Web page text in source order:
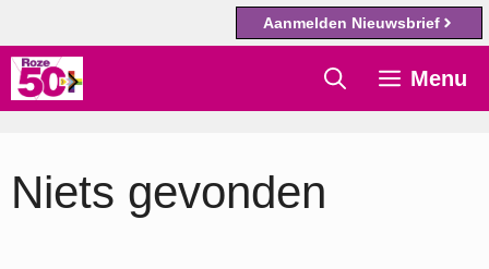
Aanmelden Nieuwsbrief
Ga
naar
Menu
Niets gevonden